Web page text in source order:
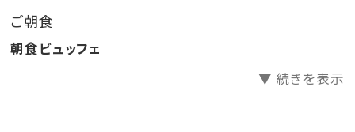
動となります。
また、館内施設は貸切等で一部制限される場合がござ
います。あらかじめご了承ください。
ご朝食
朝食ビュッフェ
▼ 続きを表示